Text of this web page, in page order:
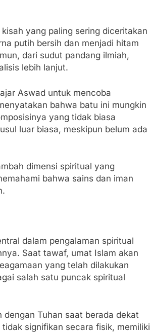
yang paling sering diceritakan
putih bersih dan menjadi hitam
dari sudut pandang ilmiah,
lebih lanjut.
Aswad untuk mencoba
bahwa batu ini mungkin
yang tidak biasa
luar biasa, meskipun belum ada
dimensi spiritual yang
bahwa sains dan iman
dalam pengalaman spiritual
Saat tawaf, umat Islam akan
yang telah dilakukan
salah satu puncak spiritual
Tuhan saat berada dekat
signifikan secara fisik, memiliki